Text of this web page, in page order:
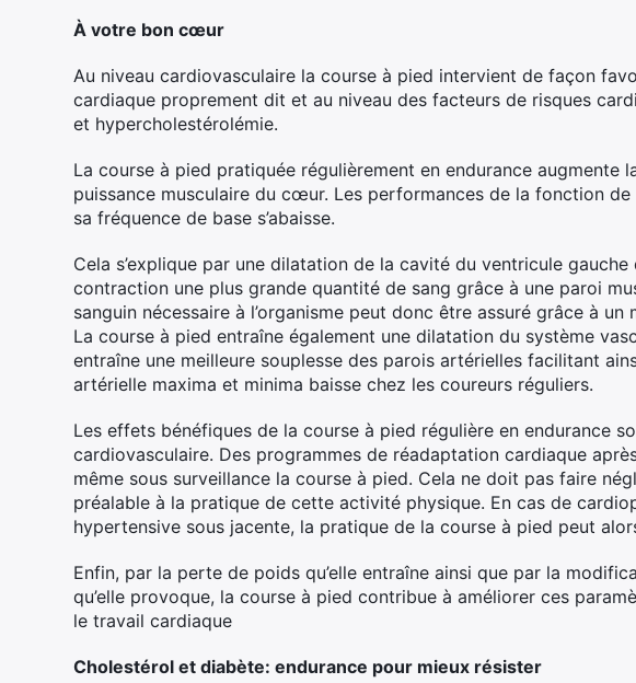
À votre bon cœur
Au niveau cardiovasculaire la course à pied intervient de façon
cardiaque proprement dit et au niveau des facteurs de risques
et hypercholestérolémie.
La course à pied pratiquée régulièrement en endurance augmente
puissance musculaire du cœur. Les performances de la fonction
sa fréquence de base s’abaisse.
Cela s’explique par une dilatation de la cavité du ventricule
contraction une plus grande quantité de sang grâce à une paroi
sanguin nécessaire à l’organisme peut donc être assuré grâce à
La course à pied entraîne également une dilatation du système
entraîne une meilleure souplesse des parois artérielles facilitant
artérielle maxima et minima baisse chez les coureurs réguliers.
Les effets bénéfiques de la course à pied régulière en endurance
cardiovasculaire. Des programmes de réadaptation cardiaque
même sous surveillance la course à pied. Cela ne doit pas faire
préalable à la pratique de cette activité physique. En cas de
hypertensive sous jacente, la pratique de la course à pied peut
Enfin, par la perte de poids qu’elle entraîne ainsi que par la
qu’elle provoque, la course à pied contribue à améliorer ces
le travail cardiaque
Cholestérol et diabète: endurance pour mieux résister